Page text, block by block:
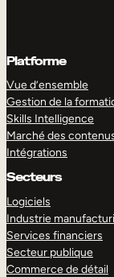
Platforme
Vue d’ensemble
Gestion de la
Skills Intelligence
Marché des
Intégrations
Secteurs
Logiciels
Industrie
Services financiers
Secteur publique
Commerce de détail